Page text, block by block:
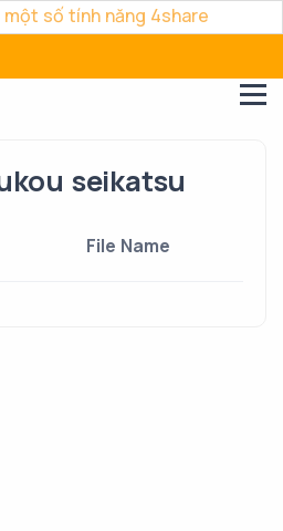
số tính năng 4share
seikatsu
File Name